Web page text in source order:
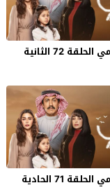
مسلسل امي الحلقة 72 الثانية
مسلسل امي الحلقة 71 الحادية